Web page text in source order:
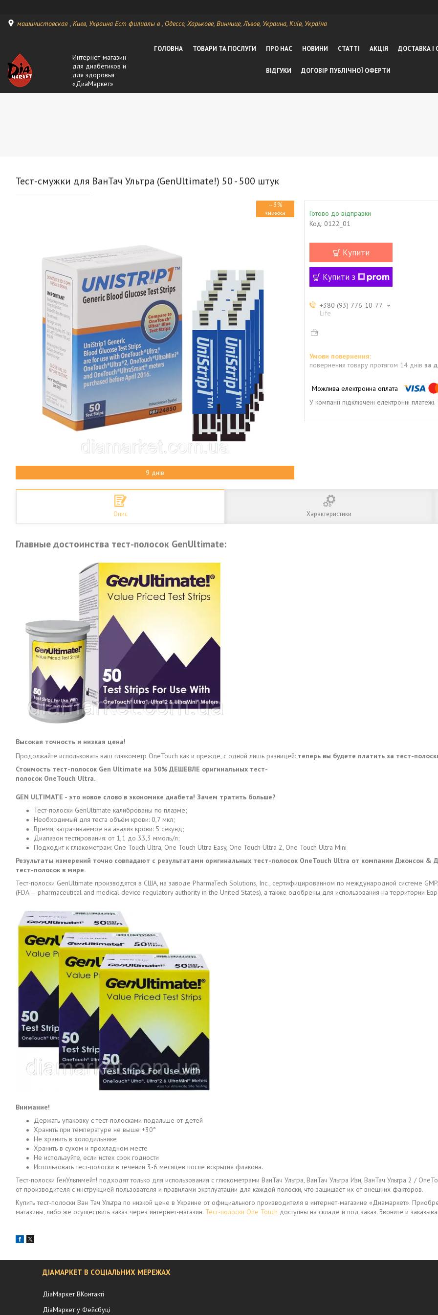
машинистовская , Киев, Украина Ест филиалы в , Одессе, Харькове, Виннице, Львов, Украина, Київ, Україна
Интернет-магазин
для диабетиков и
для здоровья
«ДиаМаркет»
ГОЛОВНА ТОВАРИ ТА ПОСЛУГИ ПРО НАС НОВИНИ СТАТТІ АКЦІЯ ДОСТАВКА І
ВІДГУКИ ДОГОВІР ПУБЛІЧНОЇ ОФЕРТИ
Тест-смужки для ВанТач Ультра (GenUltimate!) 50 - 500 штук
–3%
9 днів
Готово до відправки
Код: 0122_01
Купити
Купити з
+380 (93) 776-10-77
Life
повернення товару протягом 14 днів за
У компанії підключені електронні
Опис Характеристики
Главные достоинства тест-полосок GenUltimate:
Высокая точность и низкая цена!
Продолжайте использовать ваш глюкометр OneTouch как и прежде, с одной лишь разницей: теперь вы будете платить за тест-
Стоимость тест-полосок Gen Ultimate на 30% ДЕШЕВЛЕ оригинальных тест-
полосок OneTouch Ultra.
GEN ULTIMATE - это новое слово в экономике диабета! Зачем тратить больше?
Тест-полоски GenUltimate калиброваны по плазме;
Необходимый для теста объём крови: 0,7 мкл;
Время, затрачиваемое на анализ крови: 5 секунд;
Диапазон тестирования: от 1,1 до 33,3 ммоль/л;
Подходит к глюкометрам: One Touch Ultra, One Touch Ultra Easy, One Touch Ultra 2, One Touch Ultra Mini
Результаты измерений точно совпадают с результатами оригинальных тест-полосок OneTouch Ultra от компании Джонсон
тест-полосок в мире.
Тест-полоски GenUltimate производятся в США, на заводе PharmaTech Solutions, Inc., сертифицированном по международной системе
(FDA — pharmaceutical and medical device regulatory authority in the United States), а также одобрены для использования на территории
Внимание!
Держать упаковку с тест-полосками подальше от детей
Хранить при температуре не выше +30°
Не хранить в холодильнике
Хранить в сухом и прохладном месте
Не используйте, если истек срок годности
Использовать тест-полоски в течении 3-6 месяцев после вскрытия флакона.
Тест-полоски ГенУльтимейт! подходят только для использования с глюкометрами ВанТач Ультра, ВанТач Ультра Изи, ВанТач Ультра 2 /
от производителя с инструкцией пользователя и правилами эксплуатации для каждой полоски, что защищает их от внешних факторов.
Купить тест-полоски Ван Тач Ультра по низкой цене в Украине от официального производителя в интернет-магазине «Диамаркет».
магазины, либо же осуществить заказ через интернет-магазин. Тест-полоски One Touch доступны на складе и под заказ. Звоните и
ДІАМАРКЕТ В СОЦІАЛЬНИХ МЕРЕЖАХ
ДіаМаркет ВКонтакті
ДіаМаркет у Фейсбуці